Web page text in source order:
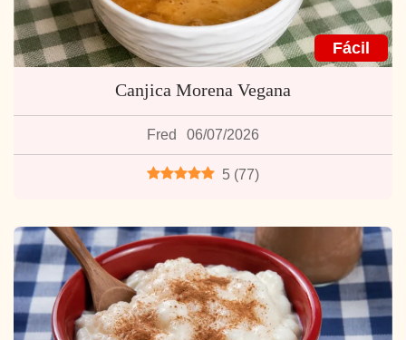
Fácil
Canjica Morena Vegana
Fred 06/07/2026
5 (77)